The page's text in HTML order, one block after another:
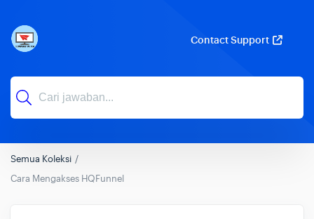
Contact Support
Semua Koleksi
Cara Mengakses HQFunnel